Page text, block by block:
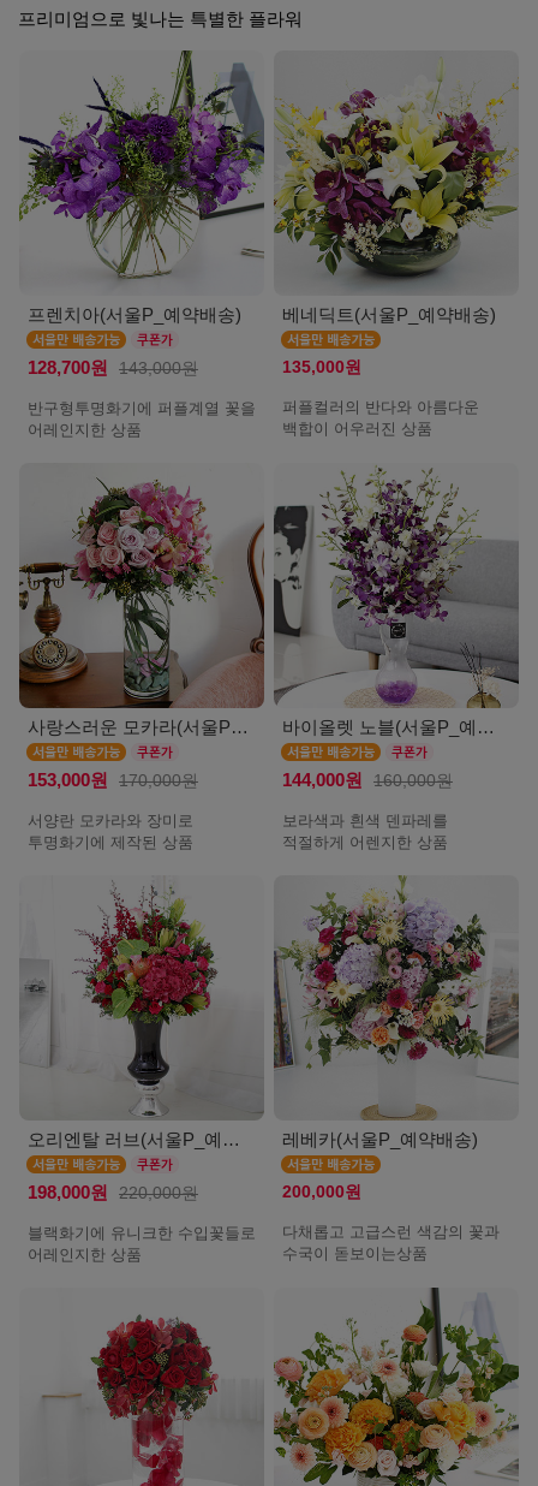
프리미엄으로 빛나는 특별한 플라워
프렌치아(서울P_예약배송)
128,700원 143,000원
반구형투명화기에 퍼플계열 꽃을
어레인지한 상품
베네딕트(서울P_예약배송)
135,000원
퍼플컬러의 반다와 아름다운
백합이 어우러진 상품
사랑스러운 모카라(서울P_예약배송)
153,000원 170,000원
서양란 모카라와 장미로
투명화기에 제작된 상품
바이올렛 노블(서울P_예약배송)
144,000원 160,000원
보라색과 흰색 덴파레를
적절하게 어렌지한 상품
오리엔탈 러브(서울P_예약배송)
198,000원 220,000원
블랙화기에 유니크한 수입꽃들로
어레인지한 상품
레베카(서울P_예약배송)
200,000원
다채롭고 고급스런 색감의 꽃과
수국이 돋보이는상품